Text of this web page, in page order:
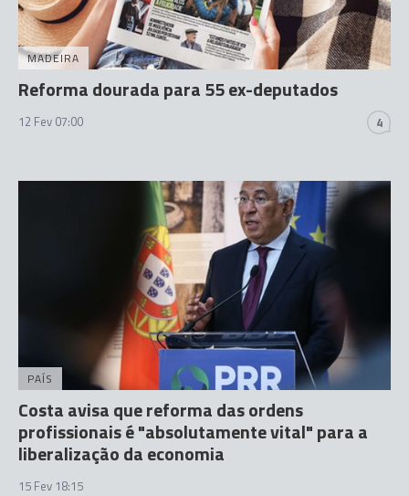
MADEIRA
Reforma dourada para 55 ex-deputados
12 Fev 07:00 4
PAÍS
Costa avisa que reforma das ordens
profissionais é "absolutamente vital" para a
liberalização da economia
15 Fev 18:15